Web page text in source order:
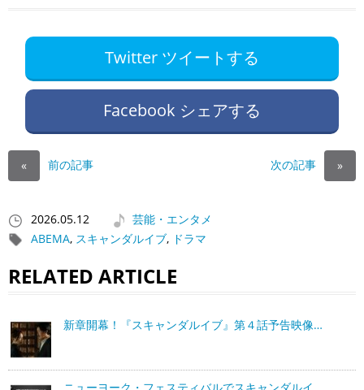
Twitter ツイートする
Facebook シェアする
« 前の記事 次の記事 »
2026.05.12
芸能・エンタメ
ABEMA, スキャンダルイブ, ドラマ
RELATED ARTICLE
新章開幕！『スキャンダルイブ』第４話予告映像…